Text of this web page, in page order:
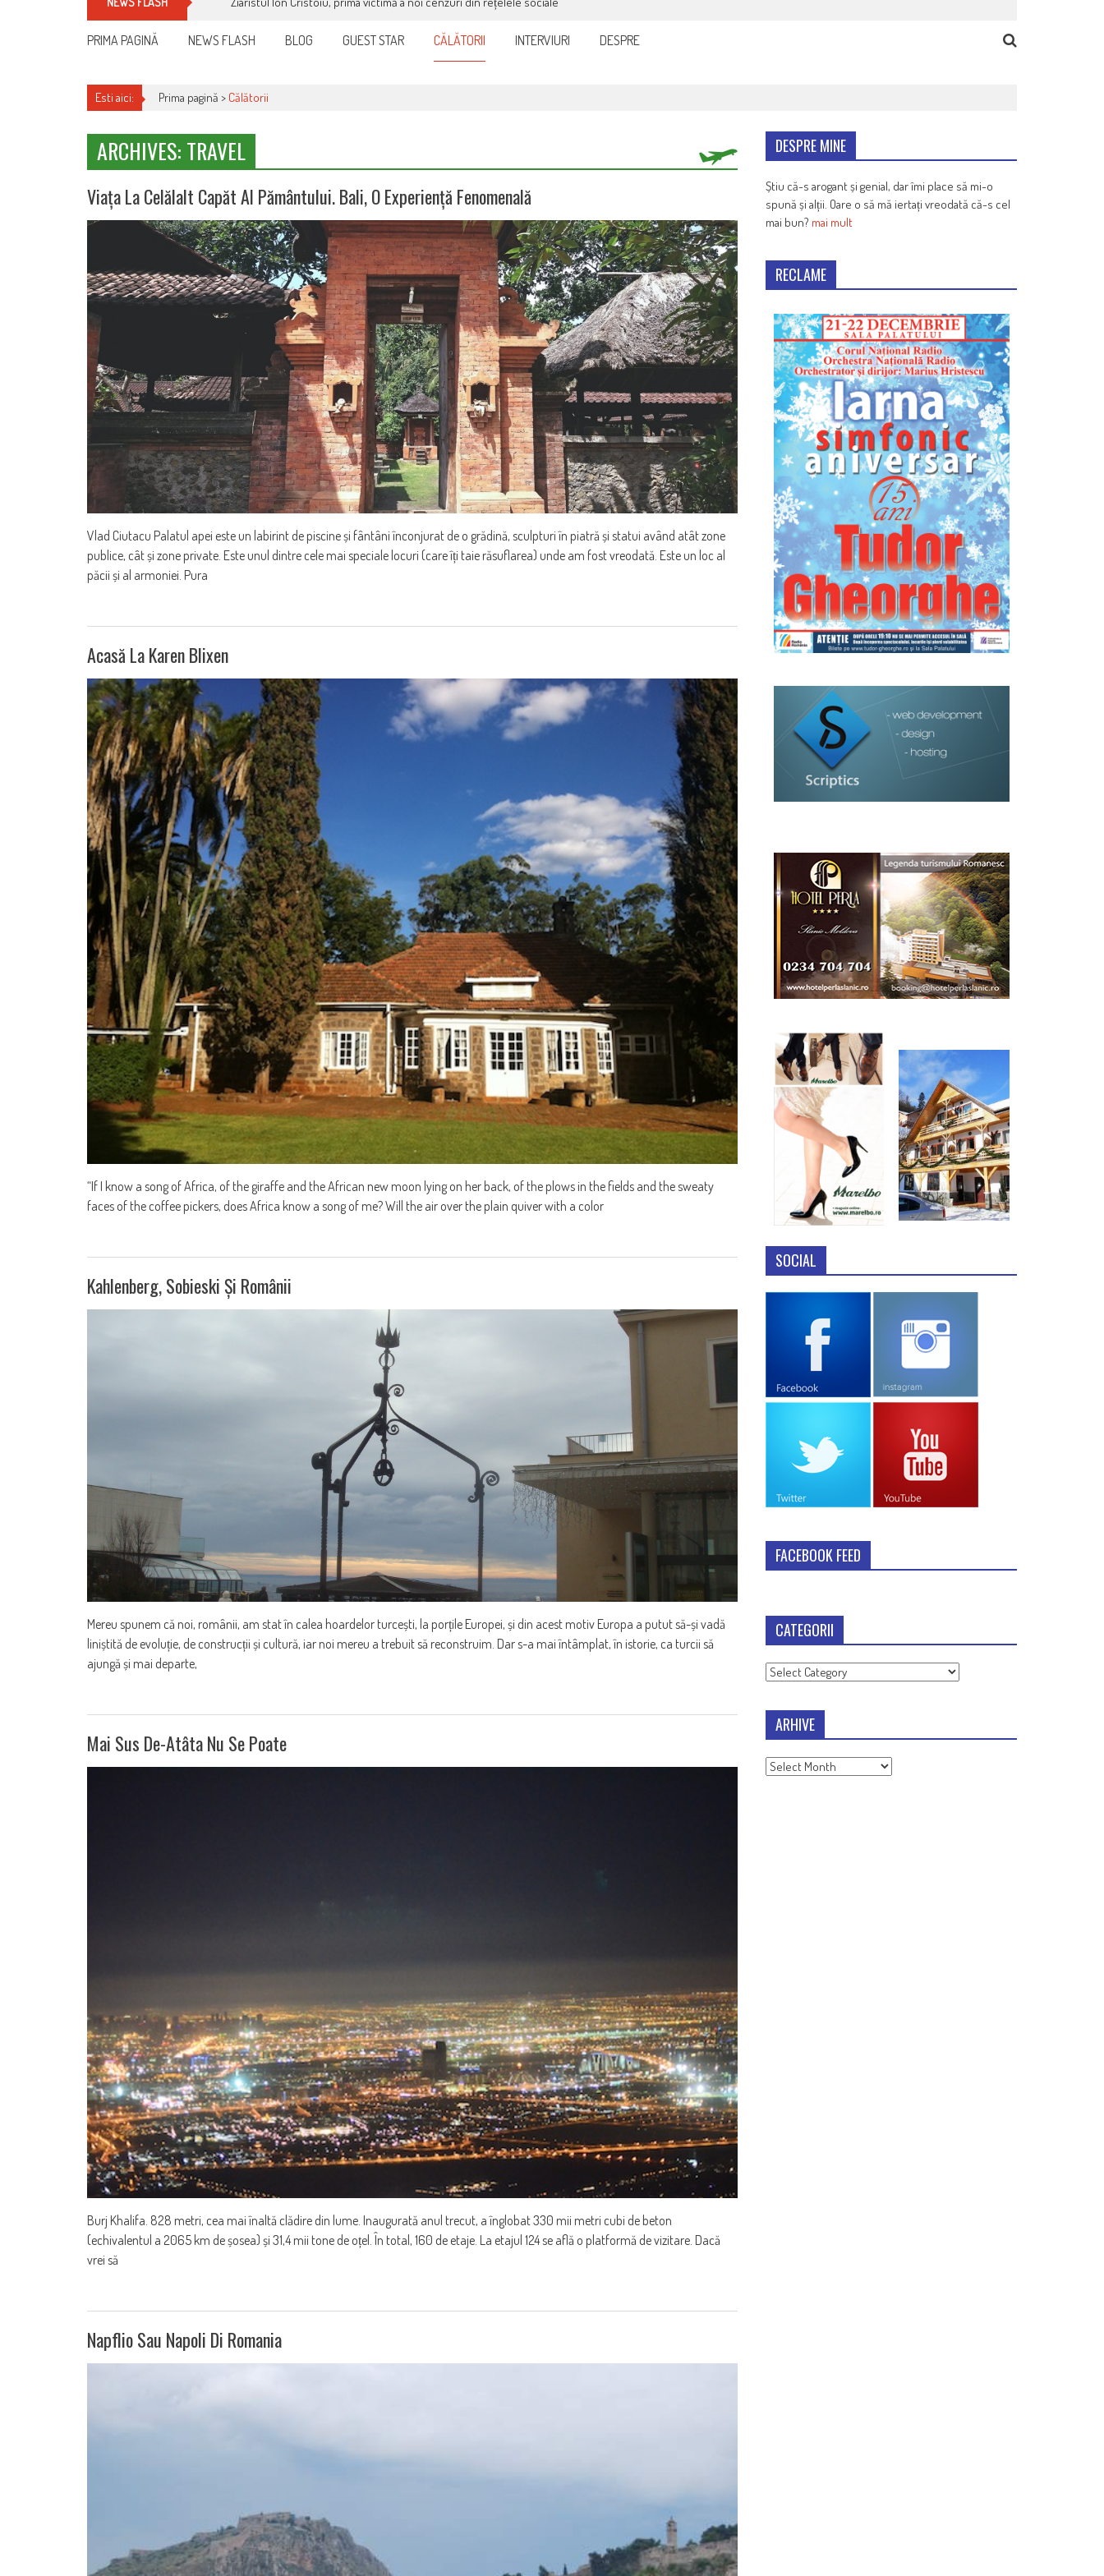
PRIMA PAGINĂ NEWS FLASH BLOG GUEST STAR CĂLĂTORII INTERVIURI DESPRE
Esti aici: Prima pagină > Călătorii
ARCHIVES: TRAVEL
Viața La Celălalt Capăt Al Pământului. Bali, O Experiență Fenomenală
Vlad Ciutacu Palatul apei este un labirint de piscine și fântâni înconjurat de o grădină, sculpturi în piatră și statui având atât zone
publice, cât și zone private. Este unul dintre cele mai speciale locuri (care îți taie răsuflarea) unde am fost vreodată. Este un loc al
păcii și al armoniei. Pura
Acasă La Karen Blixen
“If I know a song of Africa, of the giraffe and the African new moon lying on her back, of the plows in the fields and the sweaty
faces of the coffee pickers, does Africa know a song of me? Will the air over the plain quiver with a color
Kahlenberg, Sobieski Și Românii
Mereu spunem că noi, românii, am stat în calea hoardelor turcești, la porțile Europei, și din acest motiv Europa a putut să-și vadă
liniștită de evoluție, de construcții și cultură, iar noi mereu a trebuit să reconstruim. Dar s-a mai întâmplat, în istorie, ca turcii să
ajungă și mai departe,
Mai Sus De-Atâta Nu Se Poate
Burj Khalifa. 828 metri, cea mai înaltă clădire din lume. Inaugurată anul trecut, a înglobat 330 mii metri cubi de beton
(echivalentul a 2065 km de șosea) și 31,4 mii tone de oțel. În total, 160 de etaje. La etajul 124 se află o platformă de vizitare. Dacă
vrei să
Napflio Sau Napoli Di Romania
DESPRE MINE
Știu că-s arogant și genial, dar îmi place să mi-o
spună și alții. Oare o să mă iertați vreodată că-s cel
mai bun? mai mult
RECLAME
SOCIAL
FACEBOOK FEED
CATEGORII
Categorii
ARHIVE
Arhive